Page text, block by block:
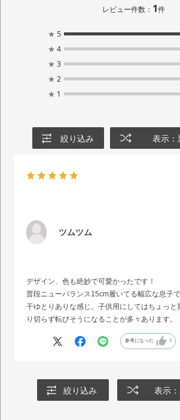
レビュー件数： 1件
★ 5
★ 4
★ 3
★ 2
★ 1
絞り込み 表示：
ツムツム
デザイン、色も絶妙で可愛かったです！
普段ニューバランス15cm履いてる幅広な息子
干ゆとりありな感じ。子供用にしてはちょっと
り切らず転びそうになることが多々あります。
参考になった 0
絞り込み 表示